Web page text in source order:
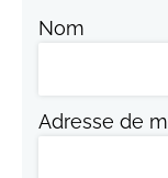
Nom
Adresse de